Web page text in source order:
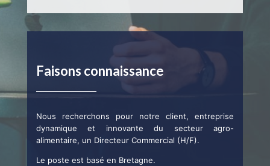
Faisons connaissance
Nous recherchons pour notre client, entreprise
dynamique et innovante du secteur agro-
alimentaire, un Directeur Commercial (H/F).
Le poste est basé en Bretagne.